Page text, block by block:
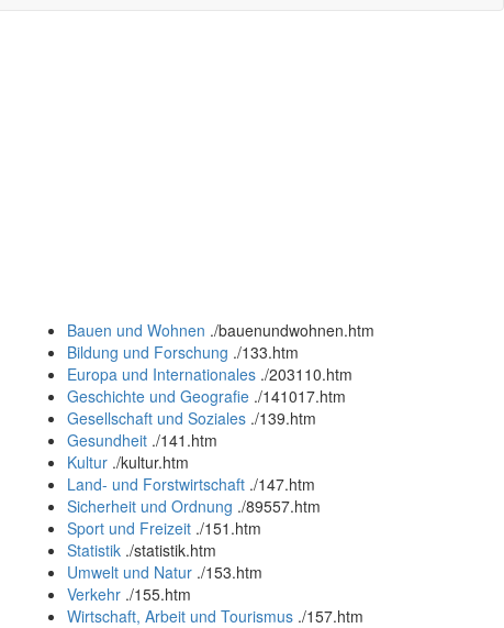
Bauen und Wohnen ./bauenundwohnen.htm
Bildung und Forschung ./133.htm
Europa und Internationales ./203110.htm
Geschichte und Geografie ./141017.htm
Gesellschaft und Soziales ./139.htm
Gesundheit ./141.htm
Kultur ./kultur.htm
Land- und Forstwirtschaft ./147.htm
Sicherheit und Ordnung ./89557.htm
Sport und Freizeit ./151.htm
Statistik ./statistik.htm
Umwelt und Natur ./153.htm
Verkehr ./155.htm
Wirtschaft, Arbeit und Tourismus ./157.htm